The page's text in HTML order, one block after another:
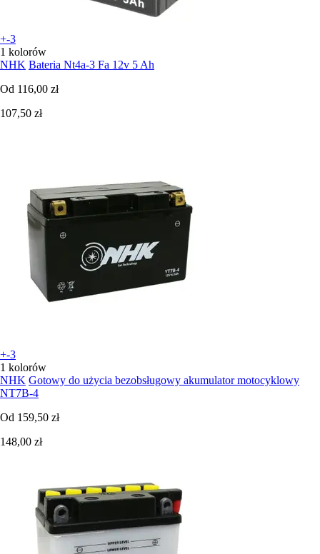
+-3
1 kolorów
NHK Bateria Nt4a-3 Fa 12v 5 Ah
Od 116,00 zł
107,50 zł
+-3
1 kolorów
NHK Gotowy do użycia bezobsługowy akumulator motocyklowy
NT7B-4
Od 159,50 zł
148,00 zł